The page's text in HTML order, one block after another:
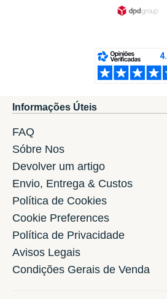
Informações Úteis
FAQ
Sóbre Nos
Devolver um artigo
Envio, Entrega & Custos
Política de Cookies
Cookie Preferences
Política de Privacidade
Avisos Legais
Condições Gerais de Venda